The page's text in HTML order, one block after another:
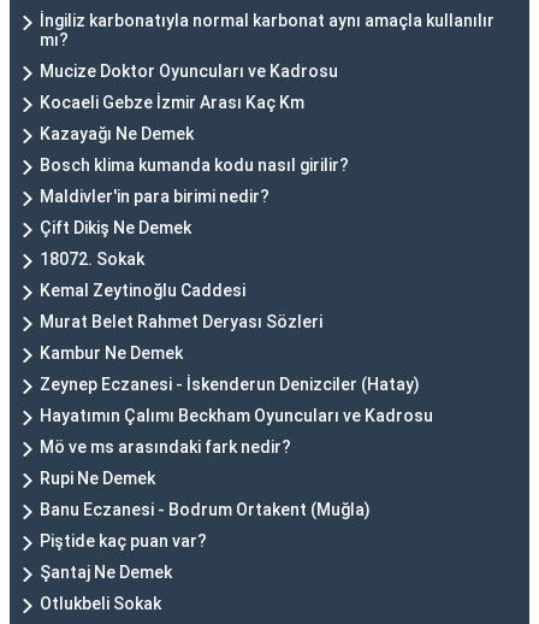
İngiliz karbonatıyla normal karbonat aynı amaçla kullanılır
mı?
Mucize Doktor Oyuncuları ve Kadrosu
Kocaeli Gebze İzmir Arası Kaç Km
Kazayağı Ne Demek
Bosch klima kumanda kodu nasıl girilir?
Maldivler'in para birimi nedir?
Çift Dikiş Ne Demek
18072. Sokak
Kemal Zeytinoğlu Caddesi
Murat Belet Rahmet Deryası Sözleri
Kambur Ne Demek
Zeynep Eczanesi - İskenderun Denizciler (Hatay)
Hayatımın Çalımı Beckham Oyuncuları ve Kadrosu
Mö ve ms arasındaki fark nedir?
Rupi Ne Demek
Banu Eczanesi - Bodrum Ortakent (Muğla)
Piştide kaç puan var?
Şantaj Ne Demek
Otlukbeli Sokak